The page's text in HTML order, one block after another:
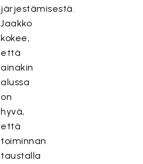
järjestämisestä.
Jaakko
kokee,
että
ainakin
alussa
on
hyvä,
että
toiminnan
taustalla